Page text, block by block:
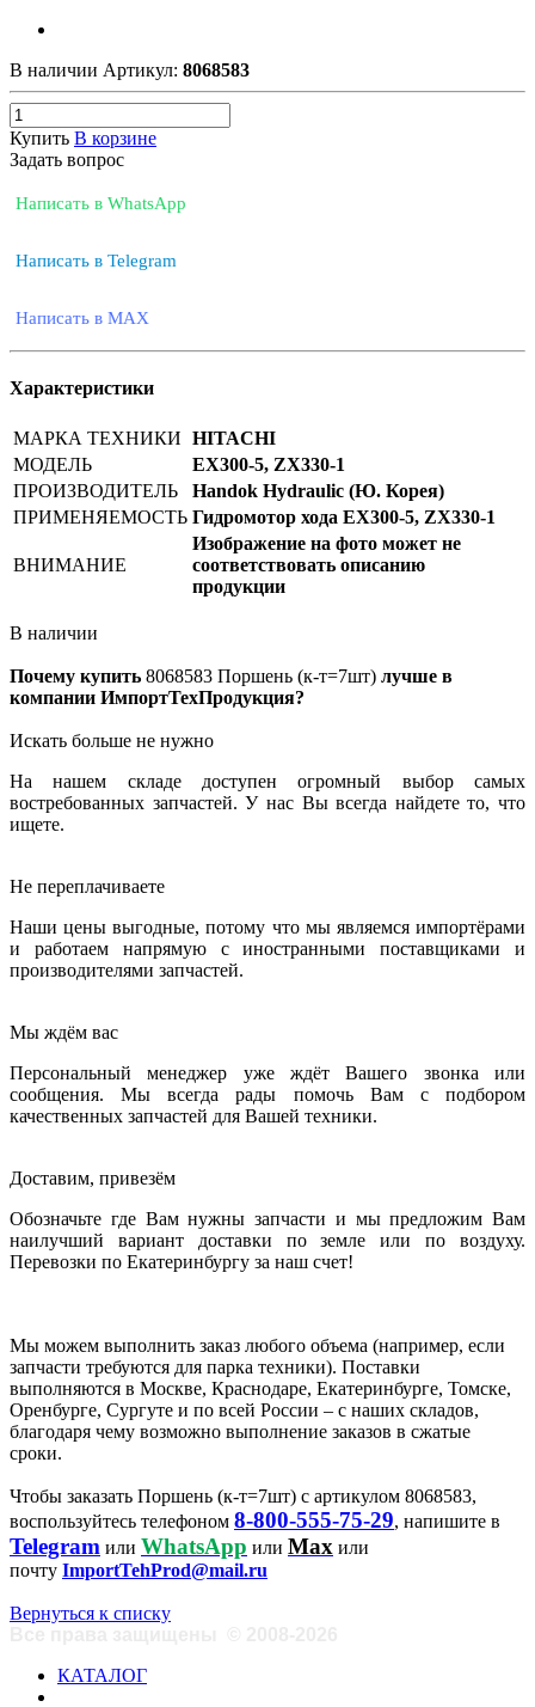
В наличии Артикул: 8068583
Купить В корзине
Задать вопрос
Написать в WhatsApp
Написать в Telegram
Написать в MAX
Характеристики
МАРКА ТЕХНИКИ HITACHI
МОДЕЛЬ
EX300-5, ZX330-1
ПРОИЗВОДИТЕЛЬ
Handok Hydraulic (Ю. Корея)
ПРИМЕНЯЕМОСТЬ Гидромотор хода EX300-5, ZX330-1
ВНИМАНИЕ
Изображение на фото может не
соответствовать описанию
продукции
В наличии
Почему купить 8068583 Поршень (к-т=7шт) лучше в
компании ИмпортТехПродукция?
Искать больше не нужно
На нашем складе доступен огромный выбор самых
востребованных запчастей. У нас Вы всегда найдете то, что
ищете.
Не переплачиваете
Наши цены выгодные, потому что мы являемся импортёрами
и работаем напрямую с иностранными поставщиками и
производителями запчастей.
Мы ждём вас
Персональный менеджер уже ждёт Вашего звонка или
сообщения. Мы всегда рады помочь Вам с подбором
качественных запчастей для Вашей техники.
Доставим, привезём
Обозначьте где Вам нужны запчасти и мы предложим Вам
наилучший вариант доставки по земле или по воздуху.
Перевозки по Екатеринбургу за наш счет!
Мы можем выполнить заказ любого объема (например, если
запчасти требуются для парка техники). Поставки
выполняются в Москве, Краснодаре, Екатеринбурге, Томске,
Оренбурге, Сургуте и по всей России – с наших складов,
благодаря чему возможно выполнение заказов в сжатые
сроки.
Чтобы заказать Поршень (к-т=7шт) с артикулом 8068583,
воспользуйтесь телефоном 8-800-555-75-29, напишите в
Telegram или WhatsApp или Max или
почту ImportTehProd@mail.ru
Вернуться к списку
КАТАЛОГ